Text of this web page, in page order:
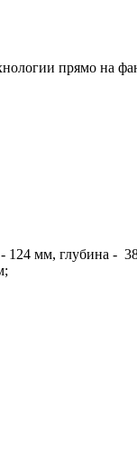
прямо на
124 мм, глубина -